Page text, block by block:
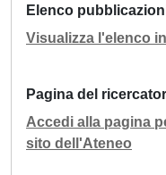
Elenco
Visualizza l'elenco
Pagina del
Accedi alla pagina
sito dell'Ateneo